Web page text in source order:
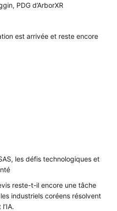
PDG d’ArborXR
est arrivée et reste encore
les défis technologiques et
reste-t-il encore une tâche
industriels coréens résolvent